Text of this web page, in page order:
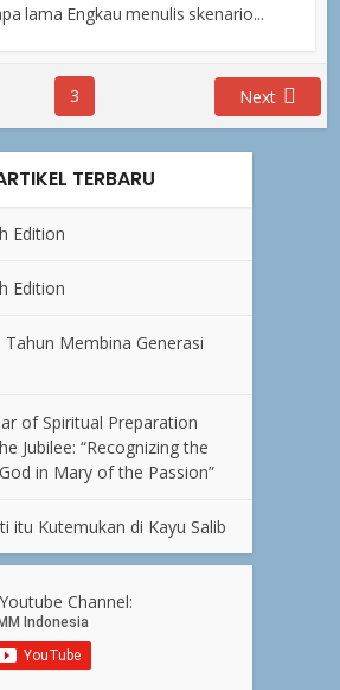
lama Engkau menulis skenario...
3 Next
TERBARU
Edition
Edition
Tahun Membina Generasi
of Spiritual Preparation
Jubilee: “Recognizing the
in Mary of the Passion”
itu Kutemukan di Kayu Salib
Channel: